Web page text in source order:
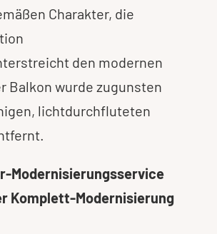
Charakter, die
den modernen
Balkon wurde zugunsten
lichtdurchfluteten
Modernisierungsservice
Komplett-Modernisierung